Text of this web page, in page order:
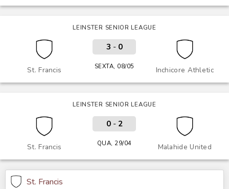
LEINSTER SENIOR LEAGUE
St. Francis Inchicore Athletic
3 - 0
SEXTA, 08/05
LEINSTER SENIOR LEAGUE
St. Francis Malahide United
0- 2
QUA, 29/04
St. Francis